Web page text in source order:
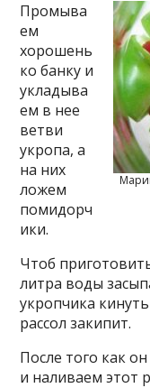
Промыва
ем
хорошень
ко банку и
укладыва
ем в нее
ветви
укропа, а
на них
ложем
помидорч
ики.
Чтоб
литра воды
укропчика
рассол закипит.
После того как
и наливаем этот